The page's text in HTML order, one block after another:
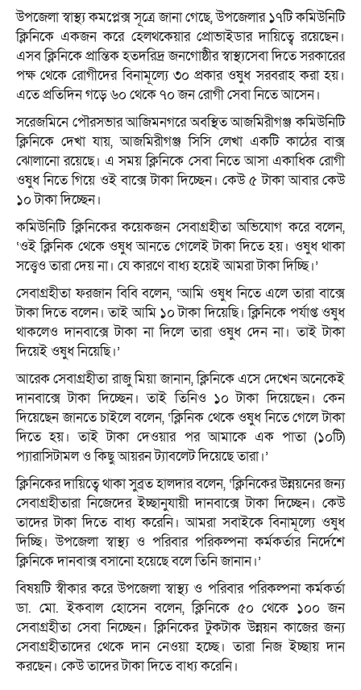
উপজেলা স্বাস্থ্য কমপ্লেক্স সূত্রে জানা গেছে, উপজেলার ১৭টি কমিউনিটি
ক্লিনিকে একজন করে হেলথকেয়ার প্রোভাইডার দায়িত্বে রয়েছেন।
এসব ক্লিনিকে প্রান্তিক হতদরিদ্র জনগোষ্ঠীর স্বাস্থ্যসেবা দিতে সরকারের
পক্ষ থেকে রোগীদের বিনামূল্যে ৩০ প্রকার ওষুধ সরবরাহ করা হয়।
এতে প্রতিদিন গড়ে ৬০ থেকে ৭০ জন রোগী সেবা নিতে আসেন।
সরেজমিনে পৌরসভার আজিমনগরে অবস্থিত আজমিরীগঞ্জ কমিউনিটি
ক্লিনিকে দেখা যায়, আজমিরীগঞ্জ সিসি লেখা একটি কাঠের বাক্স
ঝোলানো রয়েছে। এ সময় ক্লিনিকে সেবা নিতে আসা একাধিক রোগী
ওষুধ নিতে গিয়ে ওই বাক্সে টাকা দিচ্ছেন। কেউ ৫ টাকা আবার কেউ
১০ টাকা দিচ্ছেন।
কমিউনিটি ক্লিনিকের কয়েকজন সেবাগ্রহীতা অভিযোগ করে বলেন,
‘ওই ক্লিনিক থেকে ওষুধ আনতে গেলেই টাকা দিতে হয়। ওষুধ থাকা
সত্ত্বেও তারা দেয় না। যে কারণে বাধ্য হয়েই আমরা টাকা দিচ্ছি।’
সেবাগ্রহীতা ফরজান বিবি বলেন, ‘আমি ওষুধ নিতে এলে তারা বাক্সে
টাকা দিতে বলেন। তাই আমি ১০ টাকা দিয়েছি। ক্লিনিকে পর্যাপ্ত ওষুধ
থাকলেও দানবাক্সে টাকা না দিলে তারা ওষুধ দেন না। তাই টাকা
দিয়েই ওষুধ নিয়েছি।’
আরেক সেবাগ্রহীতা রাজু মিয়া জানান, ক্লিনিকে এসে দেখেন অনেকেই
দানবাক্সে টাকা দিচ্ছেন। তাই তিনিও ১০ টাকা দিয়েছেন। কেন
দিয়েছেন জানতে চাইলে বলেন, ‘ক্লিনিক থেকে ওষুধ নিতে গেলে টাকা
দিতে হয়। তাই টাকা দেওয়ার পর আমাকে এক পাতা (১০টি)
প্যারাসিটামল ও কিছু আয়রন ট্যাবলেট দিয়েছে তারা।’
ক্লিনিকের দায়িত্বে থাকা সুব্রত হালদার বলেন, ‘ক্লিনিকের উন্নয়নের জন্য
সেবাগ্রহীতারা নিজেদের ইচ্ছানুযায়ী দানবাক্সে টাকা দিচ্ছেন। কেউ
তাদের টাকা দিতে বাধ্য করেনি। আমরা সবাইকে বিনামূল্যে ওষুধ
দিচ্ছি। উপজেলা স্বাস্থ্য ও পরিবার পরিকল্পনা কর্মকর্তার নির্দেশে
ক্লিনিকে দানবাক্স বসানো হয়েছে বলে তিনি জানান।’
বিষয়টি স্বীকার করে উপজেলা স্বাস্থ্য ও পরিবার পরিকল্পনা কর্মকর্তা
ডা. মো. ইকবাল হোসেন বলেন, ক্লিনিকে ৫০ থেকে ১০০ জন
সেবাগ্রহীতা সেবা নিচ্ছেন। ক্লিনিকের টুকটাক উন্নয়ন কাজের জন্য
সেবাগ্রহীতাদের থেকে দান নেওয়া হচ্ছে। তারা নিজ ইচ্ছায় দান
করছেন। কেউ তাদের টাকা দিতে বাধ্য করেনি।